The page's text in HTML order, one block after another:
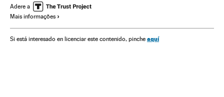
América Cultura
Adere a
Mais informações
Si está interesado en licenciar este contenido, pinche aquí